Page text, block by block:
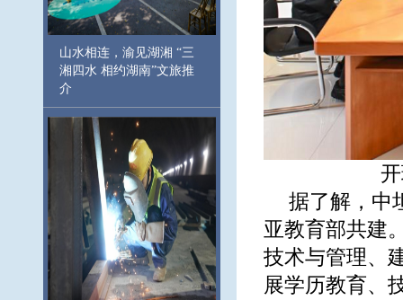
山水相连，渝见湖湘 “三
湘四水 相约湖南”文旅推
介
据了解，中
亚教育部共建
技术与管理、
展学历教育、